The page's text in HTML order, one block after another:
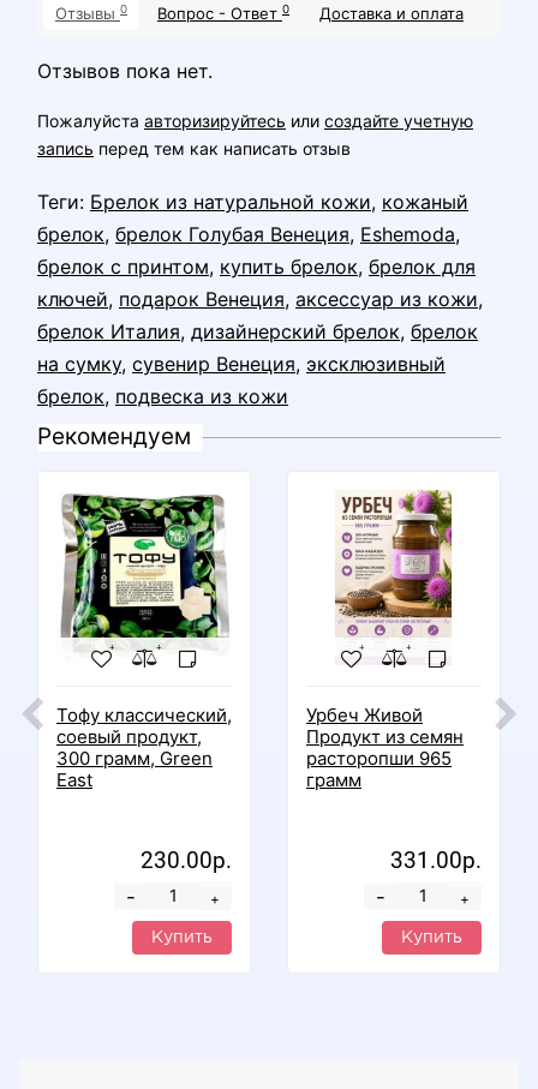
Отзывы 0 Вопрос - Ответ 0 Доставка и оплата
Отзывов пока нет.
Пожалуйста авторизируйтесь или создайте учетную
запись перед тем как написать отзыв
Теги: Брелок из натуральной кожи, кожаный
брелок, брелок Голубая Венеция, Eshemoda,
брелок с принтом, купить брелок, брелок для
ключей, подарок Венеция, аксессуар из кожи,
брелок Италия, дизайнерский брелок, брелок
на сумку, сувенир Венеция, эксклюзивный
брелок, подвеска из кожи
Рекомендуем
Тофу классический,
соевый продукт,
300 грамм, Green
East
230.00р.
+
-
Купить
Урбеч Живой
Продукт из семян
расторопши 965
грамм
331.00р.
+
-
Купить